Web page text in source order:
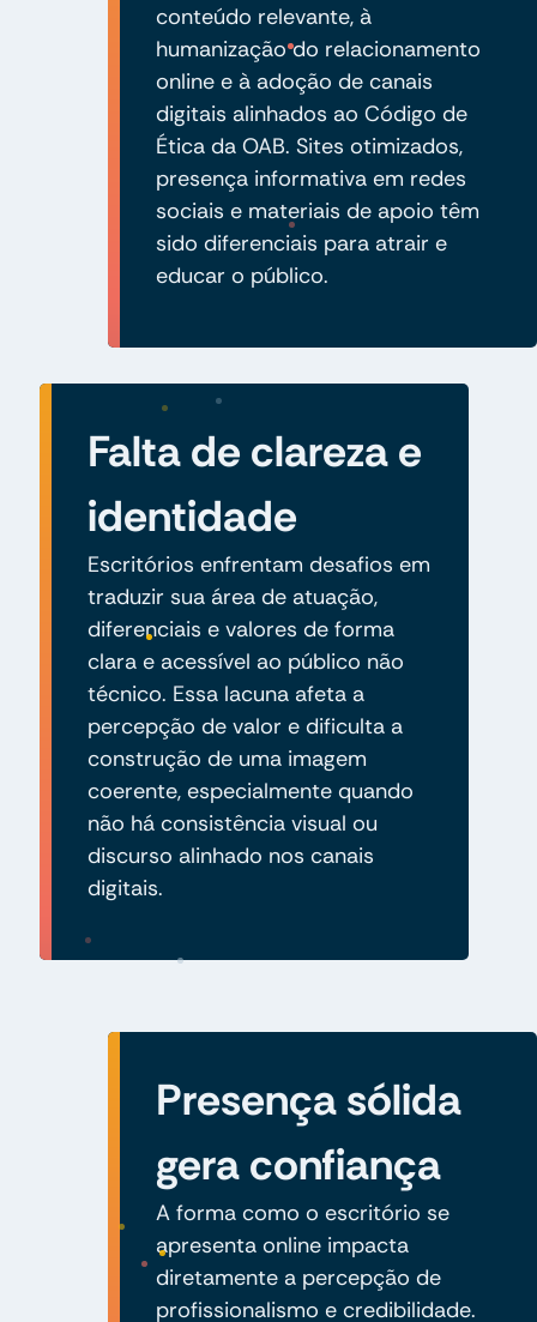
conteúdo relevante, à
humanização do relacionamento
online e à adoção de canais
digitais alinhados ao Código de
Ética da OAB. Sites otimizados,
presença informativa em redes
sociais e materiais de apoio têm
sido diferenciais para atrair e
educar o público.
Falta de clareza e
identidade
Escritórios enfrentam desafios em
traduzir sua área de atuação,
diferenciais e valores de forma
clara e acessível ao público não
técnico. Essa lacuna afeta a
percepção de valor e dificulta a
construção de uma imagem
coerente, especialmente quando
não há consistência visual ou
discurso alinhado nos canais
digitais.
Presença sólida
gera confiança
A forma como o escritório se
apresenta online impacta
diretamente a percepção de
profissionalismo e credibilidade.